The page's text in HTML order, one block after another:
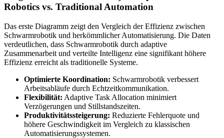
Robotics vs. Traditional Automation
Das erste Diagramm zeigt den Vergleich der Effizienz zwischen
Schwarmrobotik und herkömmlicher Automatisierung. Die Daten
verdeutlichen, dass Schwarmrobotik durch adaptive
Zusammenarbeit und verteilte Intelligenz eine signifikant höhere
Effizienz erreicht als traditionelle Systeme.
Optimierte Koordination: Schwarmrobotik verbessert
Arbeitsabläufe durch Echtzeitkommunikation.
Flexibilität: Adaptive Task Allocation minimiert
Verzögerungen und Stillstandszeiten.
Produktivitätssteigerung: Reduzierte Fehlerquote und
höhere Geschwindigkeit im Vergleich zu klassischen
Automatisierungssystemen.